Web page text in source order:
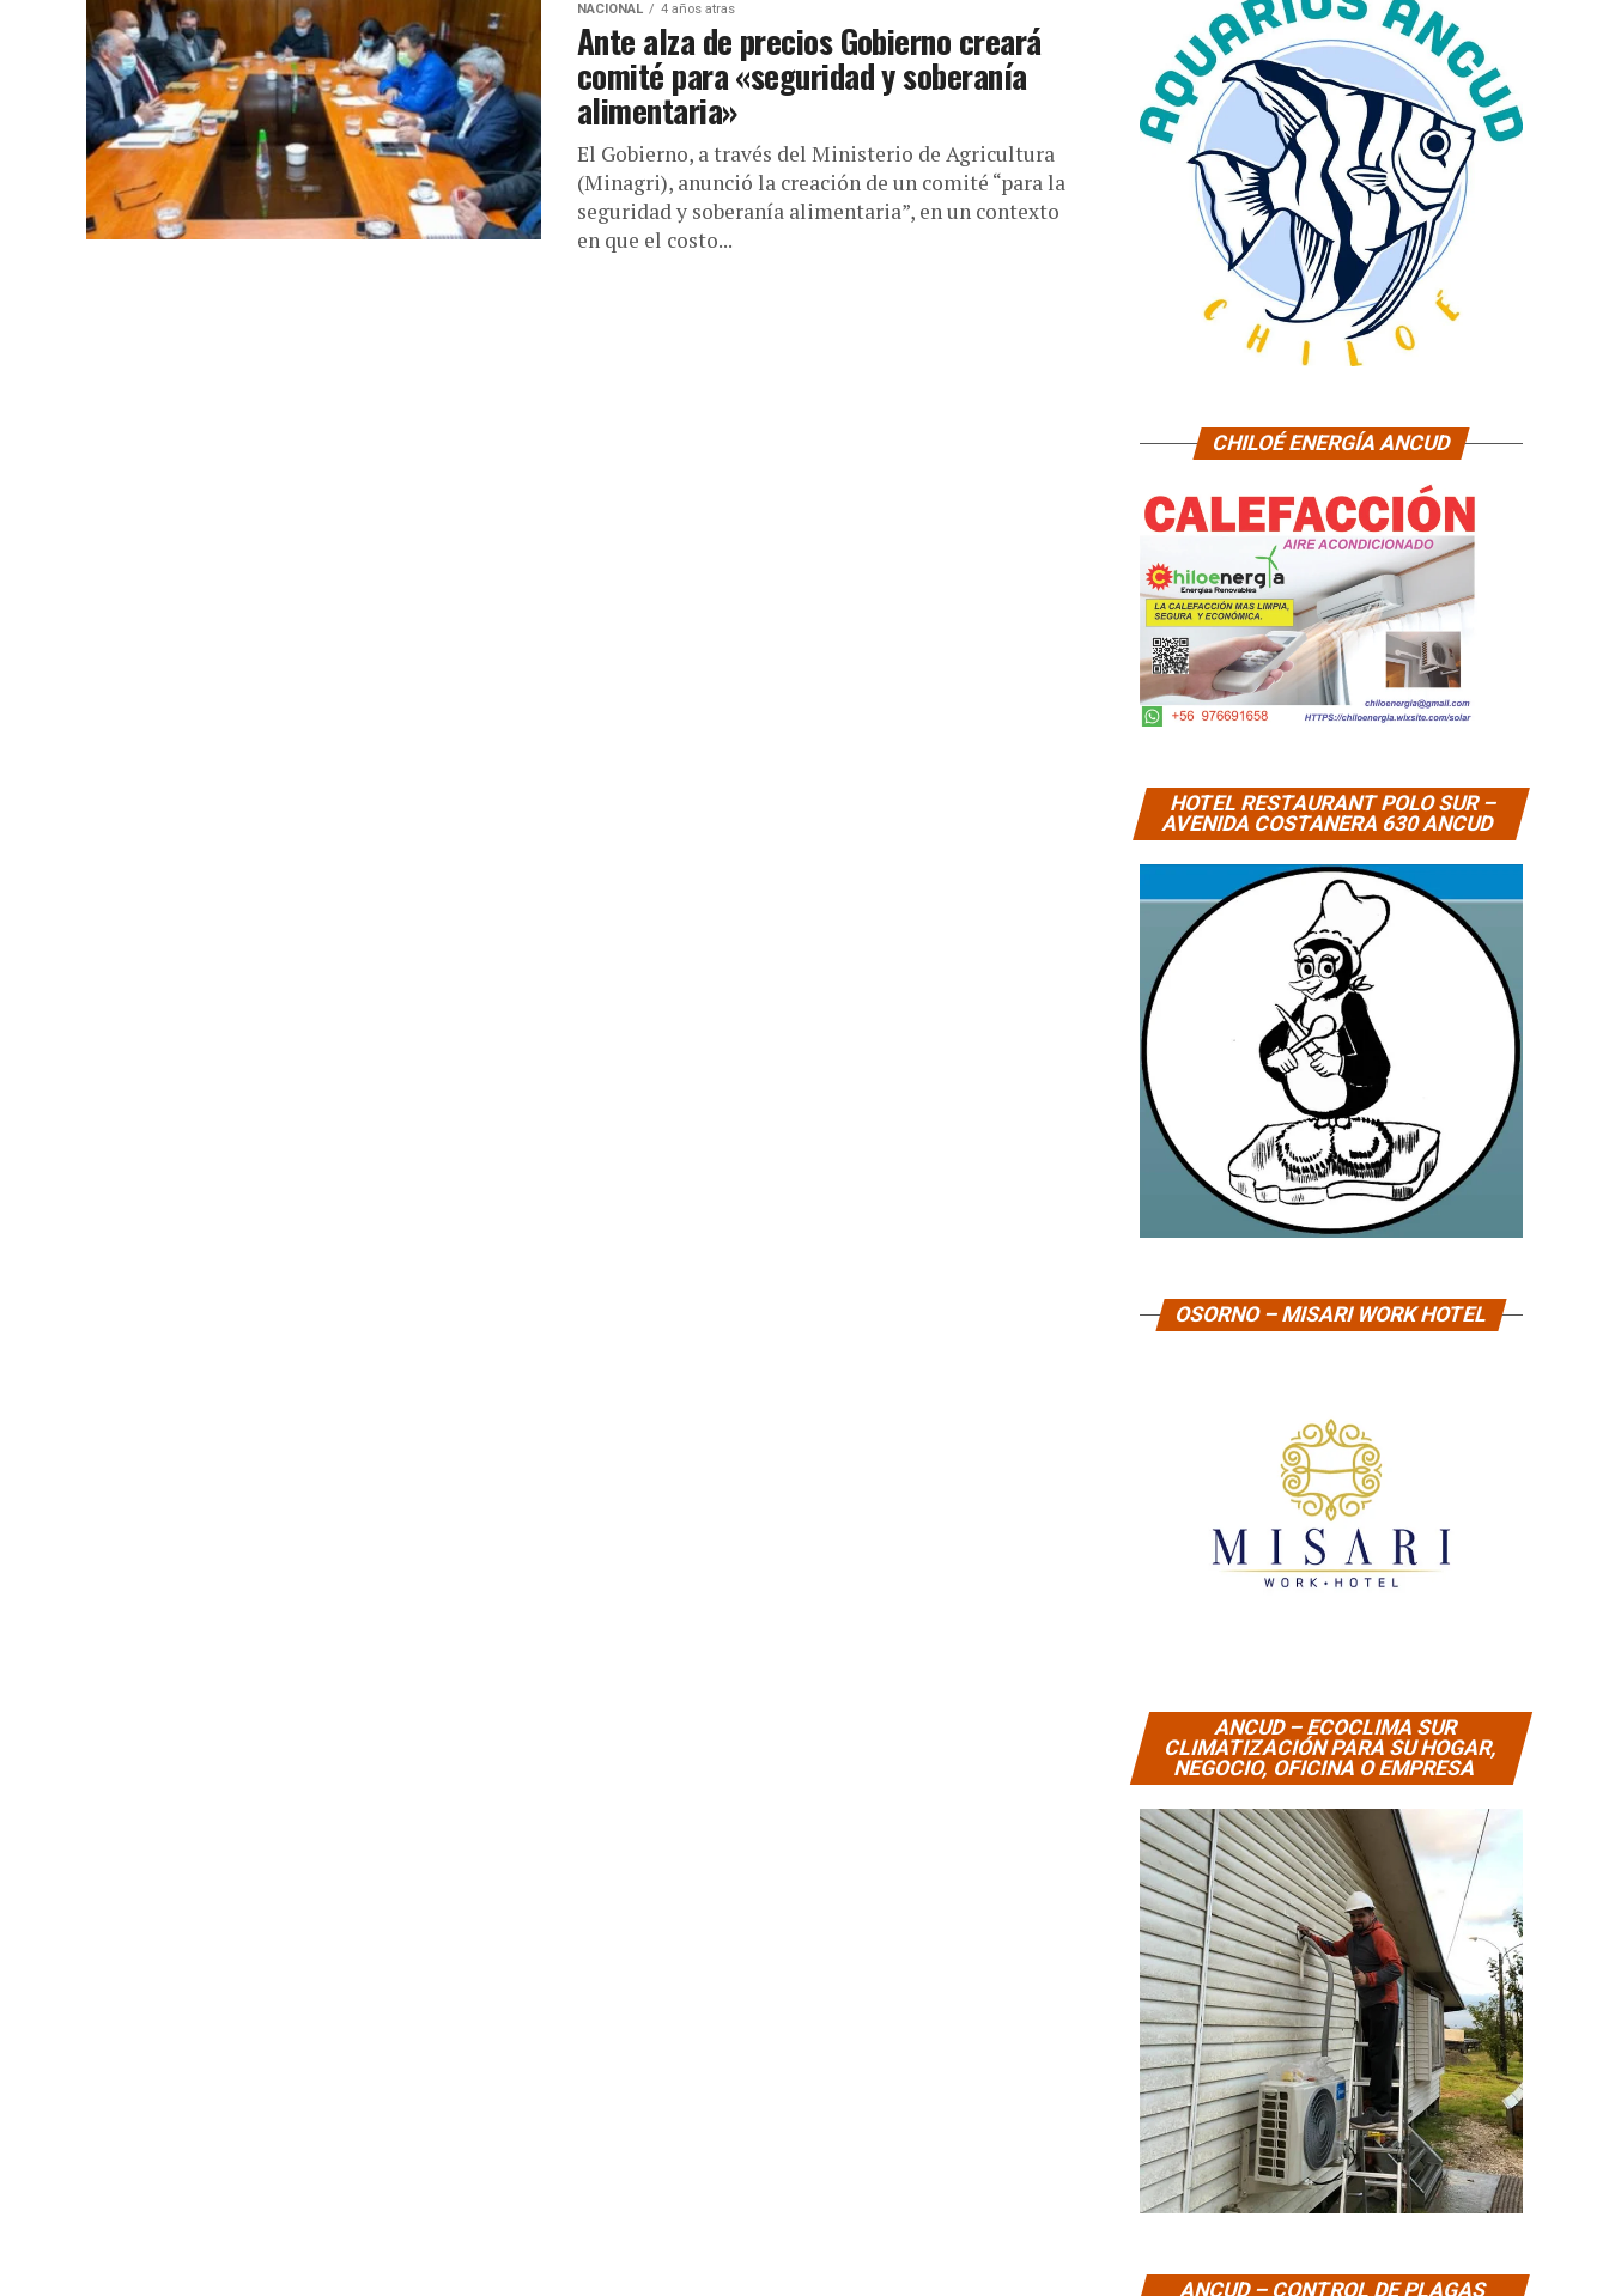
NACIONAL 4 años atras
Ante alza de precios Gobierno creará
comité para «seguridad y soberanía
alimentaria»
El Gobierno, a través del Ministerio de Agricultura
(Minagri), anunció la creación de un comité “para la
seguridad y soberanía alimentaria”, en un contexto
en que el costo...
CHILOÉ ENERGÍA ANCUD
HOTEL RESTAURANT POLO SUR –
AVENIDA COSTANERA 630 ANCUD
OSORNO – MISARI WORK HOTEL
ANCUD – ECOCLIMA SUR
CLIMATIZACIÓN PARA SU HOGAR,
NEGOCIO, OFICINA O EMPRESA
ANCUD – CONTROL DE PLAGAS